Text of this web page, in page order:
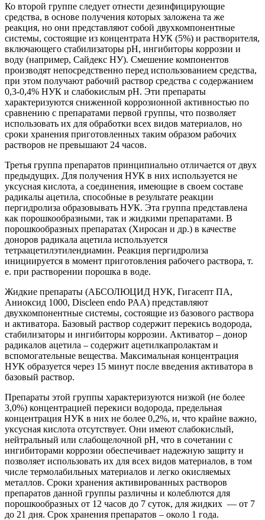
Ко второй группе следует отнести дезинфицирующие
средства, в основе получения которых заложена та же
реакция, но они представляют собой двухкомпонентные
системы, состоящие из концентрата НУК (5%) и растворителя,
включающего стабилизаторы рН, ингибиторы коррозии и
воду (например, Сайдекс НУ). Смешение компонентов
производят непосредственно перед использованием средства,
при этом получают рабочий раствор средства с содержанием
0,3-0,4% НУК и слабокислым рН. Эти препараты
характеризуются сниженной коррозионной активностью по
сравнению с препаратами первой группы, что позволяет
использовать их для обработки всех видов материалов, но
сроки хранения приготовленных таким образом рабочих
растворов не превышают 24 часов.
Третья группа препаратов принципиально отличается от двух
предыдущих. Для получения НУК в них используется не
уксусная кислота, а соединения, имеющие в своем составе
радикалы ацетила, способные в результате реакции
пергидролиза образовывать НУК. Эта группа представлена
как порошкообразными, так и жидкими препаратами. В
порошкообразных препаратах (Хиросан и др.) в качестве
доноров радикала ацетила используется
тетраацетилэтилендиамин. Реакция пергидролиза
инициируется в момент приготовления рабочего раствора, т.
е. при растворении порошка в воде.
Жидкие препараты (АБСОЛЮЦИД НУК, Гигасепт ПА,
Аниоксид 1000, Discleen endo PAA) представляют
двухкомпонентные системы, состоящие из базового раствора
и активатора. Базовый раствор содержит перекись водорода,
стабилизаторы и ингибиторы коррозии. Активатор – донор
радикалов ацетила – содержит ацетилкапролактам и
вспомогательные вещества. Максимальная концентрация
НУК образуется через 15 минут после введения активатора в
базовый раствор.
Препараты этой группы характеризуются низкой (не более
3,0%) концентрацией перекиси водорода, предельная
концентрация НУК в них не более 0,2%, и, что крайне важно,
уксусная кислота отсутствует. Они имеют слабокислый,
нейтральный или слабощелочной рН, что в сочетании с
ингибиторами коррозии обеспечивает надежную защиту и
позволяет использовать их для всех видов материалов, в том
числе термолабильных материалов и легко окисляемых
металлов. Сроки хранения активированных растворов
препаратов данной группы различны и колеблются для
порошкообразных от 12 часов до 7 суток, для жидких — от 7
до 21 дня. Срок хранения препаратов – около 1 года.